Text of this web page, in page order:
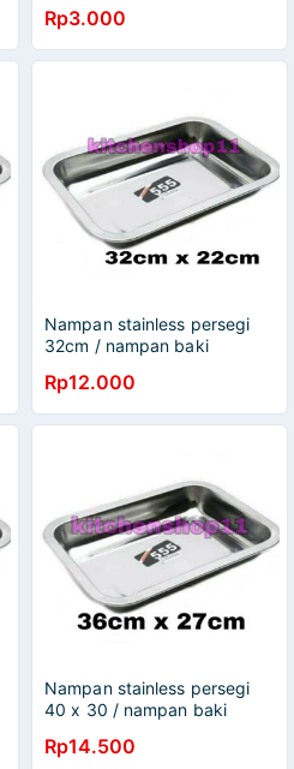
stainless kecil / mangkok
sop / mangkok kuah /
baskom stainless 14 cm /
Rp3.000
Nampan stainless persegi
32cm / nampan baki
stainless 32cmx22cm
Rp12.000
Nampan stainless persegi
40 x 30 / nampan baki
36cm lebar 27cm
Rp14.500